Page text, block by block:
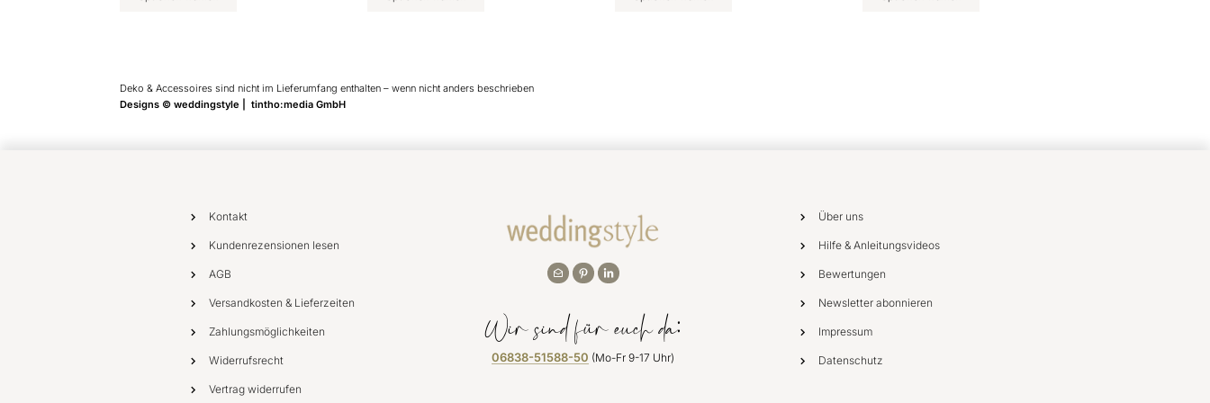
Deko & Accessoires sind nicht im Lieferumfang enthalten – wenn nicht anders beschrieben
Designs © weddingstyle | tintho:media GmbH
Kontakt
Kundenrezensionen lesen
AGB
Versandkosten & Lieferzeiten
Zahlungsmöglichkeiten
Widerrufsrecht
Vertrag widerrufen
Wir sind für euch da:
06838-51588-50 (Mo-Fr 9-17 Uhr)
Über uns
Hilfe & Anleitungsvideos
Bewertungen
Newsletter abonnieren
Impressum
Datenschutz